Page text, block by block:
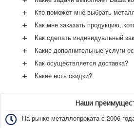
+ Кто поможет мне выбрать
+ Как мне заказать продукцию,
+ Как сделать индивидуальный
+ Какие дополнительные услуги
+ Как осуществляется доставка?
+ Какие есть скидки?
Наши
На рынке металлопроката с 2006